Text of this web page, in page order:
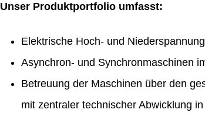
Unser Produktportfolio umfasst:
Elektrische Hoch- und
Asynchron- und Synchronmaschinen
Betreuung der Maschinen über den
mit zentraler technischer Abwicklung